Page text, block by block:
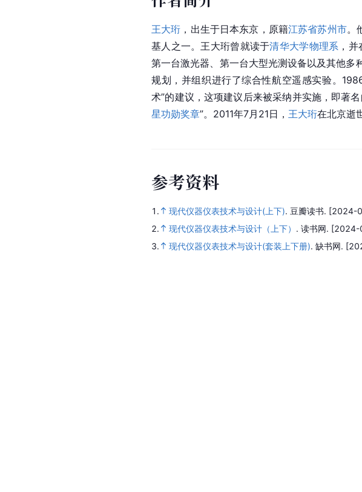
王大珩 ，出生于日本东京，原籍江苏省苏州市。
基人之一。王大珩曾就读于清华大学物理系 ，
第一台激光器、第一台大型光测设备以及其他
规划，并组织进行了综合性航空遥感实验。
术”的建议，这项建议后来被采纳并实施，即著
星功勋奖章”。2011年7月21日， 王大珩在北京逝
参考资料
1. 现代仪器仪表技术与设计(上下). 豆瓣读书. [2024-
2.
现代仪器仪表技术与设计（上下） . 读书网. [2024-
3.
现代仪器仪表技术与设计(套装上下册). 缺书网.